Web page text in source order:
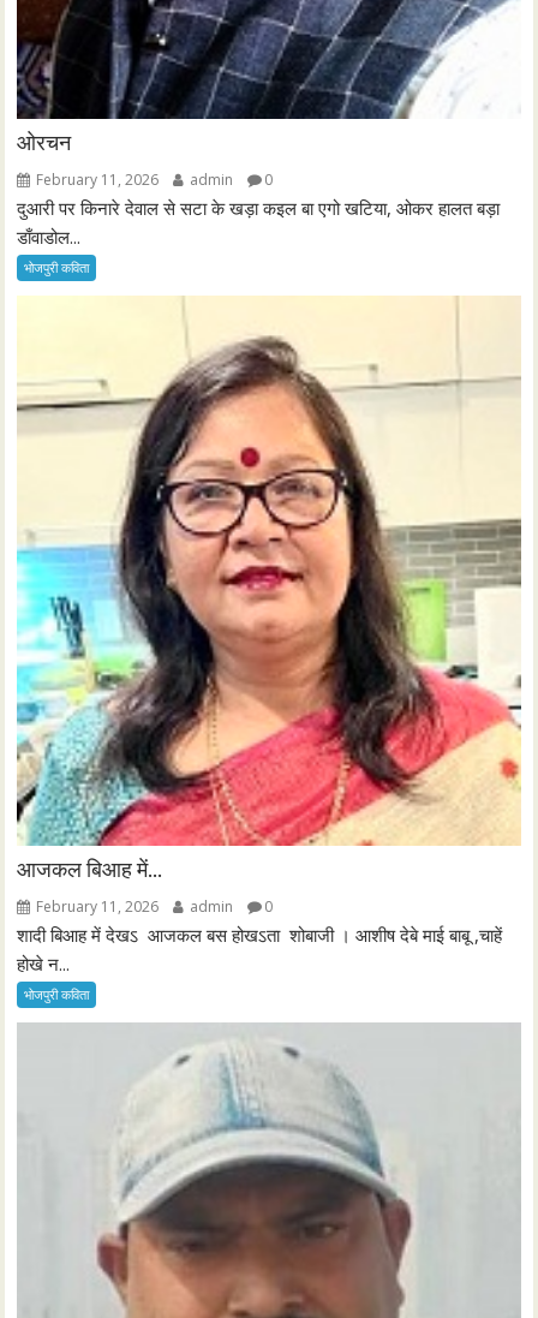
ओरचन
February 11, 2026 admin 0
दुआरी पर किनारे देवाल से सटा के खड़ा कइल बा एगो खटिया, ओकर हालत बड़ा
डाँवाडोल...
भोजपुरी कविता
आजकल बिआह में…
February 11, 2026 admin 0
शादी बिआह में देखऽ आजकल बस होखऽता शोबाजी । आशीष देबे माई बाबू ,चाहें
होखे न...
भोजपुरी कविता